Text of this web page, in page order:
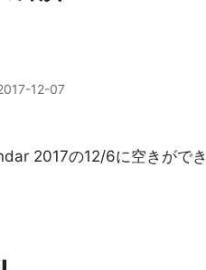
12-07
2017の12/6に空きがで